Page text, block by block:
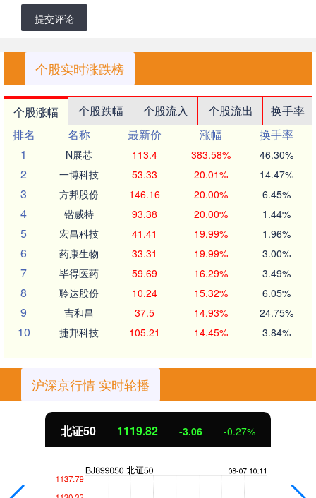
提交评论
个股实时涨跌榜
个股涨幅 个股跌幅 个股流入 个股流出
换手率
排名
名称 最新价 涨幅
换手率
1
N展芯 113.4 383.58% 46.30%
2 一博科技 53.33 20.01% 14.47%
3 方邦股份 146.16 20.00% 6.45%
4 锴威特 93.38 20.00% 1.44%
5 宏昌科技 41.41 19.99% 1.96%
6 药康生物 33.31 19.99% 3.00%
7 毕得医药 59.69 16.29% 3.49%
8 聆达股份 10.24 15.32% 6.05%
9 吉和昌 37.5 14.93% 24.75%
10 捷邦科技 105.21 14.45% 3.84%
沪深京行情 实时轮播
北证50 1119.82 -3.06 -0.27%